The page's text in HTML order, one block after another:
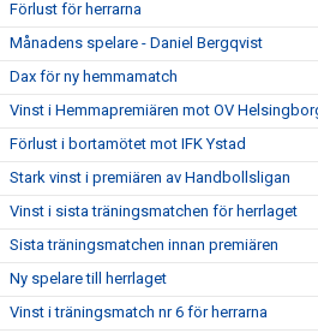
Förlust för herrarna
Månadens spelare - Daniel Bergqvist
Dax för ny hemmamatch
Vinst i Hemmapremiären mot OV
Förlust i bortamötet mot IFK Ystad
Stark vinst i premiären av Handbollsligan
Vinst i sista träningsmatchen för herrlaget
Sista träningsmatchen innan premiären
Ny spelare till herrlaget
Vinst i träningsmatch nr 6 för herrarna